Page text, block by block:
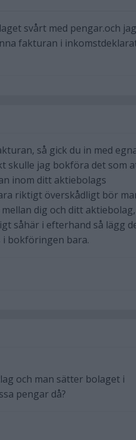
svårt med pengar.och jag
fakturan i
så gick du in med
skulle jag bokföra det som
inom ditt aktiebolags
riktigt överskådligt bör
dig och ditt
såhär i efterhand så lägg
bokföringen bara.
och man sätter bolaget i
pengar då?